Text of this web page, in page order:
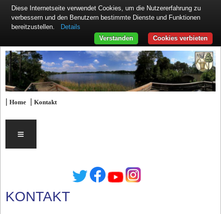
|Home |Kontakt
≡
KONTAKT
Diese Internetseite verwendet Cookies, um die Nutzererfahrung zu
verbessern und den Benutzern bestimmte Dienste und Funktionen
bereitzustellen.
Details
Cookies verbieten
Verstanden